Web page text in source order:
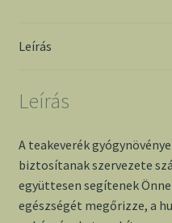
mennyiség
Leírás
Leírás
A teakeverék
biztosítanak szervezete
együttesen segítenek
egészségét megőrizze, a